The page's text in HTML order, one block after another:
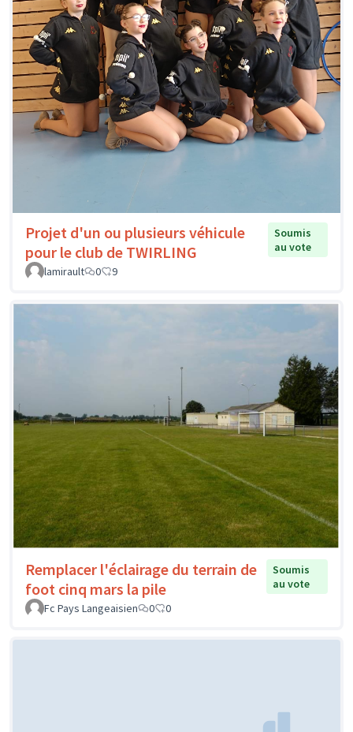
Projet d'un ou plusieurs véhicule
pour le club de TWIRLING
Soumis
au vote
lamirault
0 9
Remplacer l'éclairage du terrain de
foot cinq mars la pile
Soumis
au vote
Fc Pays Langeaisien
0 0